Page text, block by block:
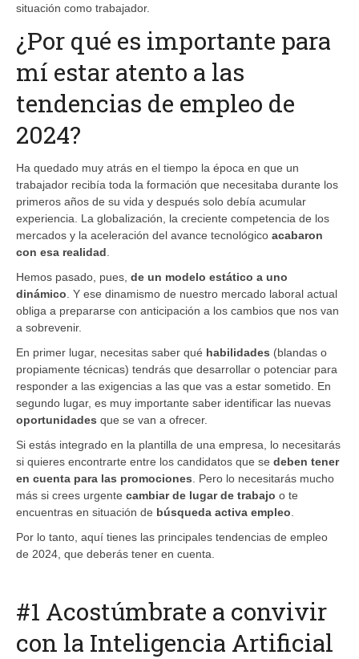
situación como trabajador.
¿Por qué es importante para
mí estar atento a las
tendencias de empleo de
2024?
Ha quedado muy atrás en el tiempo la época en que un
trabajador recibía toda la formación que necesitaba durante los
primeros años de su vida y después solo debía acumular
experiencia. La globalización, la creciente competencia de los
mercados y la aceleración del avance tecnológico acabaron
con esa realidad
Hemos pasado, pues, de un modelo estático a uno
dinámico . Y ese dinamismo de nuestro mercado laboral actual
obliga a prepararse con anticipación a los cambios que nos van
a sobrevenir.
En primer lugar, necesitas saber qué habilidades (blandas o
propiamente técnicas) tendrás que desarrollar o potenciar para
responder a las exigencias a las que vas a estar sometido. En
segundo lugar, es muy importante saber identificar las nuevas
oportunidades que se van a ofrecer.
Si estás integrado en la plantilla de una empresa, lo necesitarás
si quieres encontrarte entre los candidatos que se deben tener
en cuenta para las promociones . Pero lo necesitarás mucho
más si crees urgente cambiar de lugar de trabajo o te
encuentras en situación de búsqueda activa empleo
Por lo tanto, aquí tienes las principales tendencias de empleo
de 2024, que deberás tener en cuenta.
#1 Acostúmbrate a convivir
con la Inteligencia Artificial